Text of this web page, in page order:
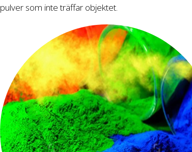
pulver som inte träffar objektet.